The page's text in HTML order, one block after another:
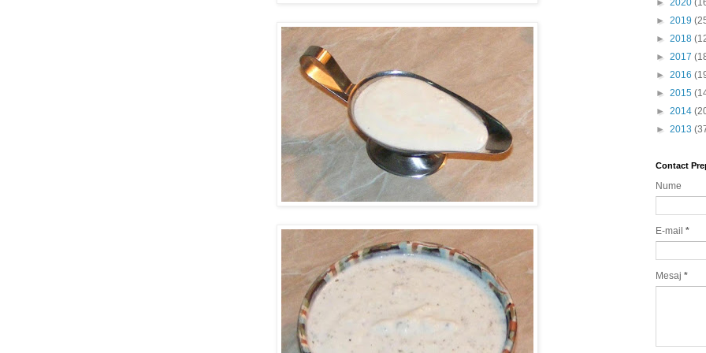
► 2020
► 2019
► 2018
► 2017
► 2016
► 2015
► 2014
► 2013
Contact
Nume
E-mail *
Mesaj *